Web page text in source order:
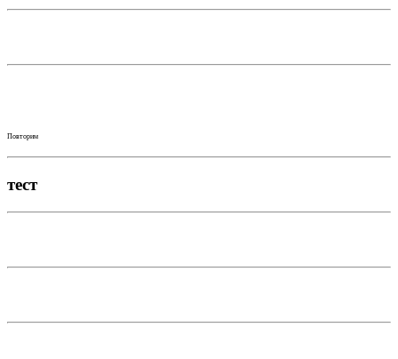
Повторим
тест